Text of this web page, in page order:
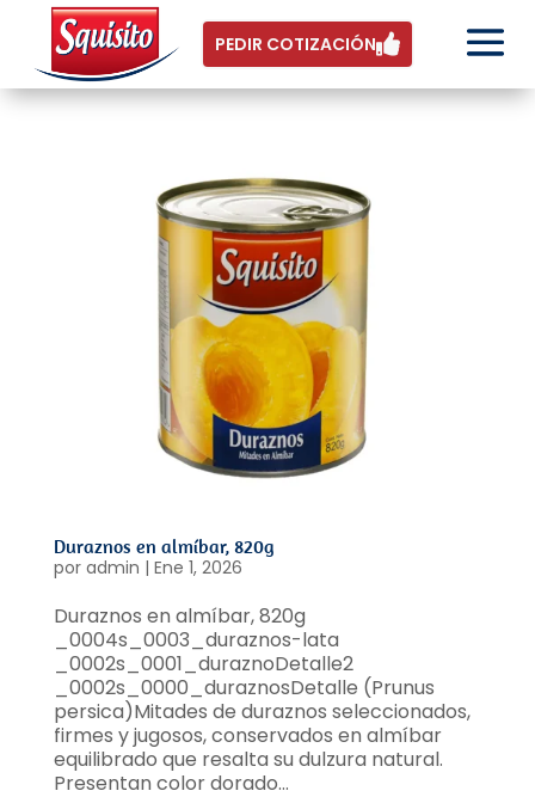
PEDIR COTIZACIÓN
Duraznos en almíbar, 820g
por admin | Ene 1, 2026
Duraznos en almíbar, 820g
_0004s_0003_duraznos-lata
_0002s_0001_duraznoDetalle2
_0002s_0000_duraznosDetalle (Prunus
persica)Mitades de duraznos seleccionados,
firmes y jugosos, conservados en almíbar
equilibrado que resalta su dulzura natural.
Presentan color dorado...